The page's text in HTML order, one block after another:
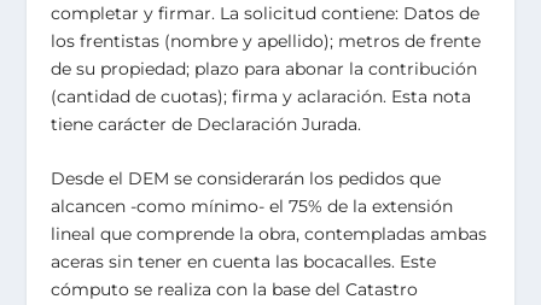
completar y firmar. La solicitud contiene: Datos de
los frentistas (nombre y apellido); metros de frente
de su propiedad; plazo para abonar la contribución
(cantidad de cuotas); firma y aclaración. Esta nota
tiene carácter de Declaración Jurada.
Desde el DEM se considerarán los pedidos que
alcancen -como mínimo- el 75% de la extensión
lineal que comprende la obra, contempladas ambas
aceras sin tener en cuenta las bocacalles. Este
cómputo se realiza con la base del Catastro